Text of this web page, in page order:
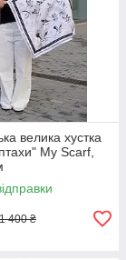
велика хустка
My Scarf,
1 400 ₴